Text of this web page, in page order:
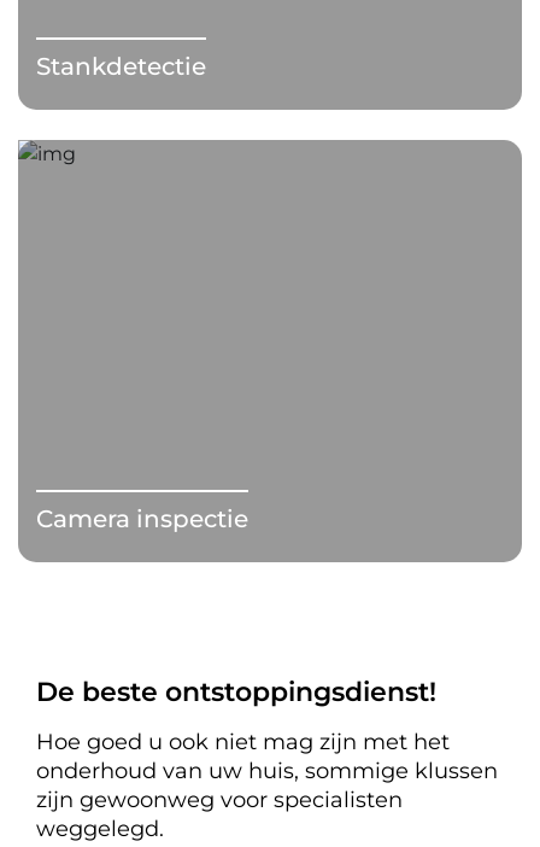
Stankdetectie
Camera inspectie
De beste ontstoppingsdienst!
Hoe goed u ook niet mag zijn met het
onderhoud van uw huis, sommige klussen
zijn gewoonweg voor specialisten
weggelegd.